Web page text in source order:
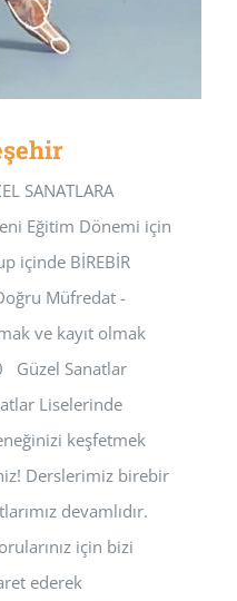
SANATLARA
Eğitim Dönemi için
içinde BİREBİR
Müfredat -
ve kayıt olmak
Güzel Sanatlar
Liselerinde
keşfetmek
Derslerimiz birebir
devamlıdır.
için bizi
ederek